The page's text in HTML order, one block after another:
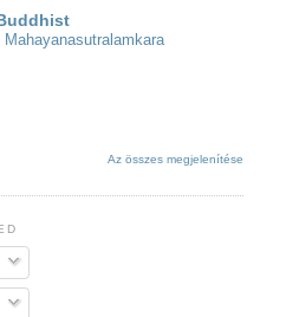
Az összes megjelenítése